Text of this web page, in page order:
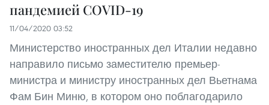
пандемией COVID-19
11/04/2020 03:52
Министерство иностранных дел Италии недавно
направило письмо заместителю премьер-
министра и министру иностранных дел Вьетнама
Фам Бин Миню, в котором оно поблагодарило